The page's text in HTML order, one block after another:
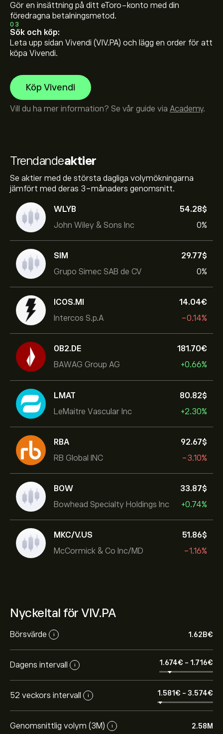
Trendandeaktier
Se aktier med de största dagliga volymökningarna
jämfört med deras 3-månaders genomsnitt.
WLYB
John Wiley & Sons Inc
54.28‎$‎
0%
SIM
Grupo Simec SAB de CV
29.77‎$‎
0%
ICOS.MI
Intercos S.p.A
14.04‎€‎
-0.14%
0B2.DE
BAWAG Group AG
181.70‎€‎
+0.66%
LMAT
LeMaitre Vascular Inc
80.82‎$‎
+2.30%
RBA
RB Global INC
92.67‎$‎
-3.10%
BOW
Bowhead Specialty Holdings Inc
33.87‎$‎
+0.74%
MKC/V.US
McCormick & Co Inc/MD
51.86‎$‎
-1.16%
Nyckeltal för VIV.PA
Börsvärde i 1.62B‎€‎
Dagens intervall i 1.674‎€‎ - 1.716‎€‎
52 veckors intervall i 1.581‎€‎ - 3.574‎€‎
Genomsnittlig volym (3M) i 2.58M
Gör en insättning på ditt eToro-konto med din
föredragna betalningsmetod.
03
Sök och köp:
Leta upp sidan Vivendi (VIV.PA) och lägg en order för att
köpa Vivendi.
Köp Vivendi
Vill du ha mer information? Se vår guide via Academy.